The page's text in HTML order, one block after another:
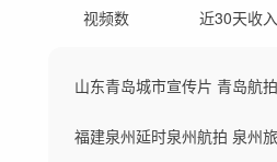
视频数 近30天收入